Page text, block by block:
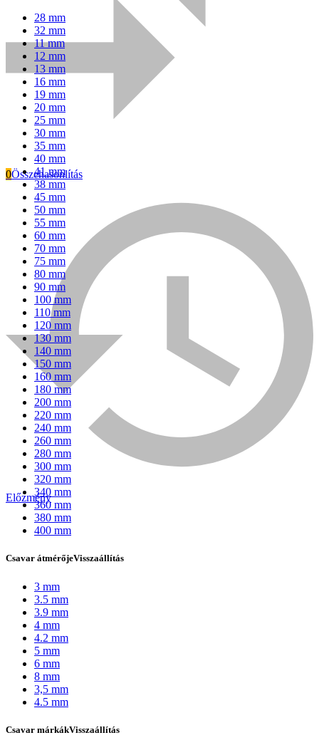
Everwin
Bühnen
0Összehasonlítás
Előzmény
28 mm
32 mm
11 mm
12 mm
13 mm
16 mm
19 mm
20 mm
25 mm
30 mm
35 mm
40 mm
41 mm
38 mm
45 mm
50 mm
55 mm
60 mm
70 mm
75 mm
80 mm
90 mm
100 mm
110 mm
120 mm
130 mm
140 mm
150 mm
160 mm
180 mm
200 mm
220 mm
240 mm
260 mm
280 mm
300 mm
320 mm
340 mm
360 mm
380 mm
400 mm
Csavar átmérőjeVisszaállítás
3 mm
3.5 mm
3.9 mm
4 mm
4.2 mm
5 mm
6 mm
8 mm
3,5 mm
4.5 mm
Csavar márkákVisszaállítás